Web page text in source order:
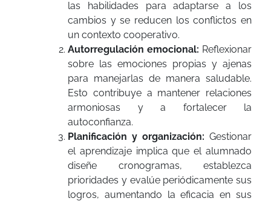
las habilidades para adaptarse a los
cambios y se reducen los conflictos en
un contexto cooperativo.
Autorregulación emocional: Reflexionar
sobre las emociones propias y ajenas
para manejarlas de manera saludable.
Esto contribuye a mantener relaciones
armoniosas y a fortalecer la
autoconfianza.
Planificación y organización: Gestionar
el aprendizaje implica que el alumnado
diseñe cronogramas, establezca
prioridades y evalúe periódicamente sus
logros, aumentando la eficacia en sus